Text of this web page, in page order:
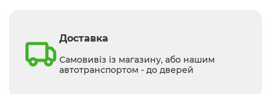
Доставка
Самовивіз із магазину, або нашим
автотранспортом - до дверей